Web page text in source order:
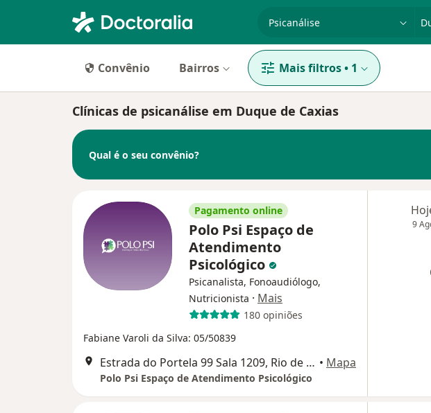
especialidade, doença ou nome
Convênio Bairros Mais filtros• 1
Clínicas de psicanálise em Duque de Caxias
Qual é o seu convênio?
Pagamento online
Polo Psi Espaço de
Atendimento
Psicológico
Psicanalista, Fonoaudiólogo,
Nutricionista · Mais
180 opiniões
Fabiane Varoli da Silva: 05/50839
Estrada do Portela 99 Sala 1209, Rio de Janeiro • Mapa
Polo Psi Espaço de Atendimento Psicológico
9